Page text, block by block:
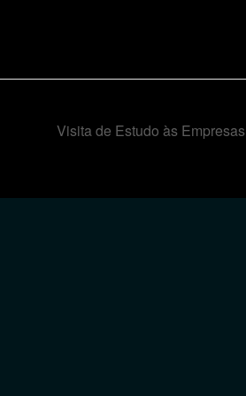
Visita de Estudo às Empresas